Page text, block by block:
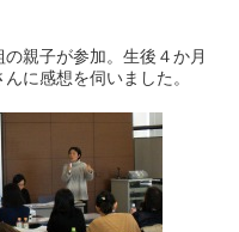
親子が参加。生後４か月
に感想を伺いました。